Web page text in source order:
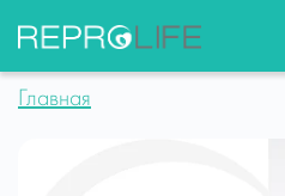
content
Главная